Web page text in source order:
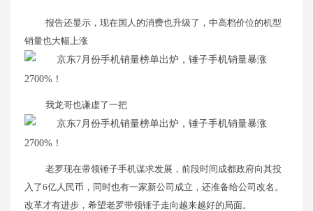
报告还显示，现在国人的消费也升级了，中高档价位的机型
销量也大幅上涨
我龙哥也谦虚了一把
老罗现在带领锤子手机谋求发展，前段时间成都政府向其投
入了6亿人民币，同时也有一家新公司成立，还准备给公司改名。
改革才有进步，希望老罗带领锤子走向越来越好的局面。